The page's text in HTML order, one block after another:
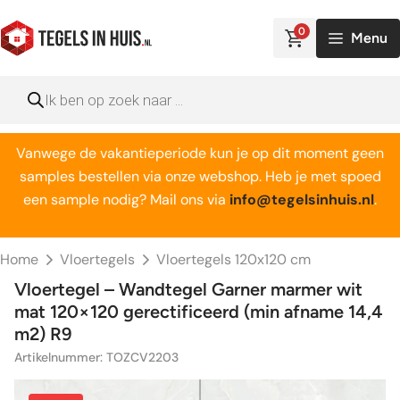
naar
de
0 Menu
zoeken
Vanwege de vakantieperiode kun je op dit moment geen
samples bestellen via onze webshop. Heb je met spoed
een sample nodig? Mail ons via info@tegelsinhuis.nl.
Home Vloertegels Vloertegels 120x120 cm
Vloertegel – Wandtegel Garner marmer wit
mat 120×120 gerectificeerd (min afname 14,4
m2) R9
Artikelnummer: TOZCV2203